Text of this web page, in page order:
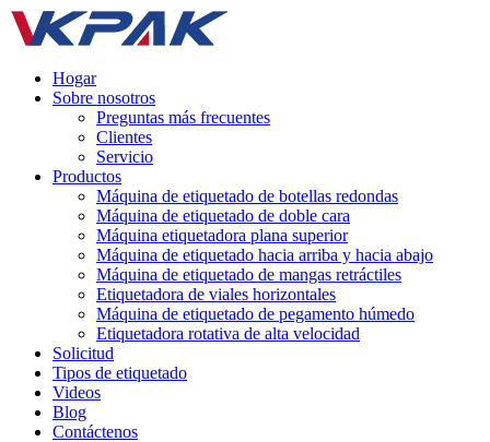
Hogar
Sobre nosotros
Preguntas más frecuentes
Clientes
Servicio
Productos
Máquina de etiquetado de botellas redondas
Máquina de etiquetado de doble cara
Máquina etiquetadora plana superior
Máquina de etiquetado hacia arriba y hacia abajo
Máquina de etiquetado de mangas retráctiles
Etiquetadora de viales horizontales
Máquina de etiquetado de pegamento húmedo
Etiquetadora rotativa de alta velocidad
Solicitud
Tipos de etiquetado
Videos
Blog
Contáctenos